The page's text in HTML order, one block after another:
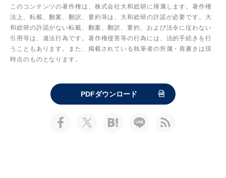
このコンテンツの著作権は、株式会社大和総研に帰属します。著作権
法上、転載、翻案、翻訳、要約等は、大和総研の許諾が必要です。大
和総研の許諾がない転載、翻案、翻訳、要約、および法令に従わない
引用等は、違法行為です。著作権侵害等の行為には、法的手続きを行
うこともあります。また、掲載されている執筆者の所属・肩書きは現
時点のものとなります。
PDFダウンロード